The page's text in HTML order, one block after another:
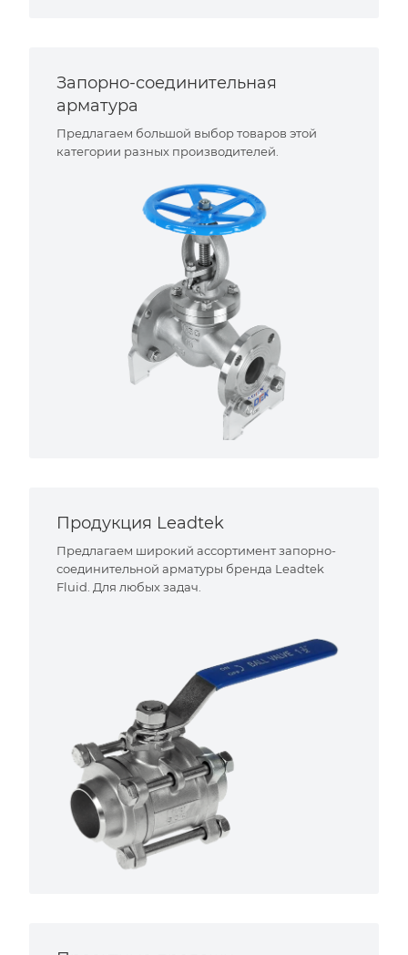
Запорно-соединительная
арматура
Предлагаем большой выбор товаров этой
категории разных производителей.
Продукция Leadtek
Предлагаем широкий ассортимент запорно-
соединительной арматуры бренда Leadtek
Fluid. Для любых задач.